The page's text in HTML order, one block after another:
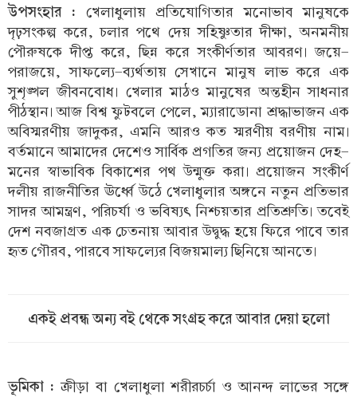
উপসংহার : খেলাধুলায় প্রতিযোগিতার মনোভাব মানুষকে
দৃঢ়সংকল্প করে, চলার পথে দেয় সহিষ্ণুতার দীক্ষা, অনমনীয়
পৌরুষকে দীপ্ত করে, ছিন্ন করে সংকীর্ণতার আবরণ। জয়ে-
পরাজয়ে, সাফল্যে-ব্যর্থতায় সেখানে মানুষ লাভ করে এক
সুশৃঙ্খল জীবনবোধ। খেলার মাঠও মানুষের অন্তহীন সাধনার
পীঠস্থান। আজ বিশ্ব ফুটবলে পেলে, ম্যারাডোনা শ্রদ্ধাভাজন এক
অবিস্মরণীয় জাদুকর, এমনি আরও কত স্মরণীয় বরণীয় নাম।
বর্তমানে আমাদের দেশেও সার্বিক প্রগতির জন্য প্রয়োজন দেহ-
মনের স্বাভাবিক বিকাশের পথ উন্মুক্ত করা। প্রয়োজন সংকীর্ণ
দলীয় রাজনীতির ঊর্ধ্বে উঠে খেলাধুলার অঙ্গনে নতুন প্রতিভার
সাদর আমন্ত্রণ, পরিচর্যা ও ভবিষ্যৎ নিশ্চয়তার প্রতিশ্রুতি। তবেই
দেশ নবজাগ্রত এক চেতনায় আবার উদ্বুদ্ধ হয়ে ফিরে পাবে তার
হৃত গৌরব, পারবে সাফল্যের বিজয়মাল্য ছিনিয়ে আনতে।
একই প্রবন্ধ অন্য বই থেকে সংগ্রহ করে আবার দেয়া হলো
ভূমিকা : ক্রীড়া বা খেলাধুলা শরীরচর্চা ও আনন্দ লাভের সঙ্গে